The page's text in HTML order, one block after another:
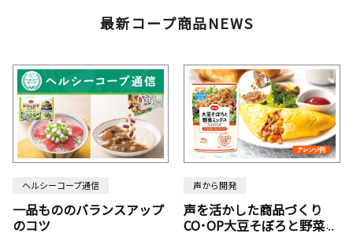
最新コープ商品NEWS
ヘルシーコープ通信
一品もののバランスアップ
のコツ
声から開発
声を活かした商品づくり
CO･OP大豆そぼろと野菜ミ